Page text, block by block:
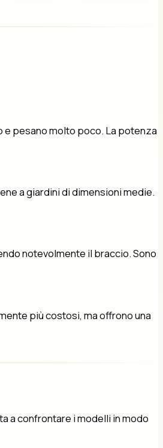
e pesano molto poco. La potenza
a giardini di dimensioni medie.
notevolmente il braccio. Sono
più costosi, ma offrono una
a confrontare i modelli in modo